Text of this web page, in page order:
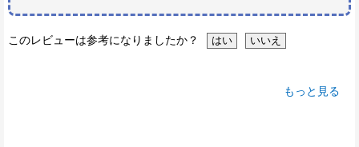
このレビューは参考になりましたか？
もっと見る